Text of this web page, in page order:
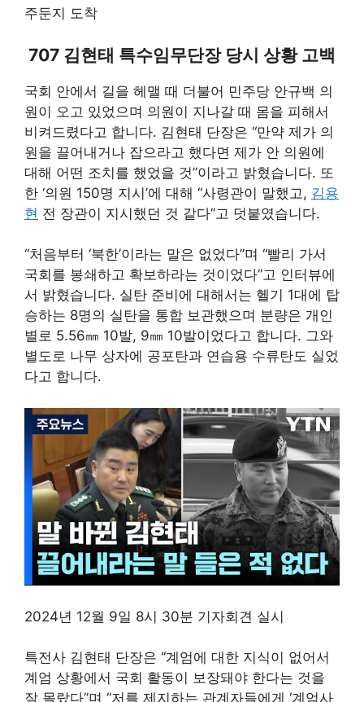
주둔지 도착
707 김현태 특수임무단장 당시 상황 고백
국회 안에서 길을 헤맬 때 더불어 민주당 안규백 의
원이 오고 있었으며 의원이 지나갈 때 몸을 피해서
비켜드렸다고 합니다. 김현태 단장은 “만약 제가 의
원을 끌어내거나 잡으라고 했다면 제가 안 의원에
대해 어떤 조치를 했었을 것”이라고 밝혔습니다. 또
한 ‘의원 150명 지시’에 대해 “사령관이 말했고, 김용
현 전 장관이 지시했던 것 같다”고 덧붙였습니다.
“처음부터 ‘북한’이라는 말은 없었다”며 “빨리 가서
국회를 봉쇄하고 확보하라는 것이었다”고 인터뷰에
서 밝혔습니다. 실탄 준비에 대해서는 헬기 1대에 탑
승하는 8명의 실탄을 통합 보관했으며 분량은 개인
별로 5.56㎜ 10발, 9㎜ 10발이었다고 합니다. 그와
별도로 나무 상자에 공포탄과 연습용 수류탄도 실었
다고 합니다.
2024년 12월 9일 8시 30분 기자회견 실시
특전사 김현태 단장은 “계엄에 대한 지식이 없어서
계엄 상황에서 국회 활동이 보장돼야 한다는 것을
잘 몰랐다”며 “저를 제지하는 관계자들에게 ‘계엄사